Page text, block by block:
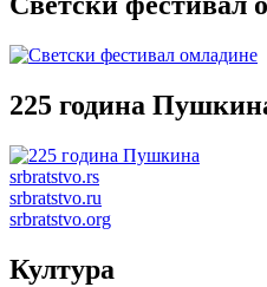
225 година
srbratstvo.rs
srbratstvo.ru
srbratstvo.org
Култура